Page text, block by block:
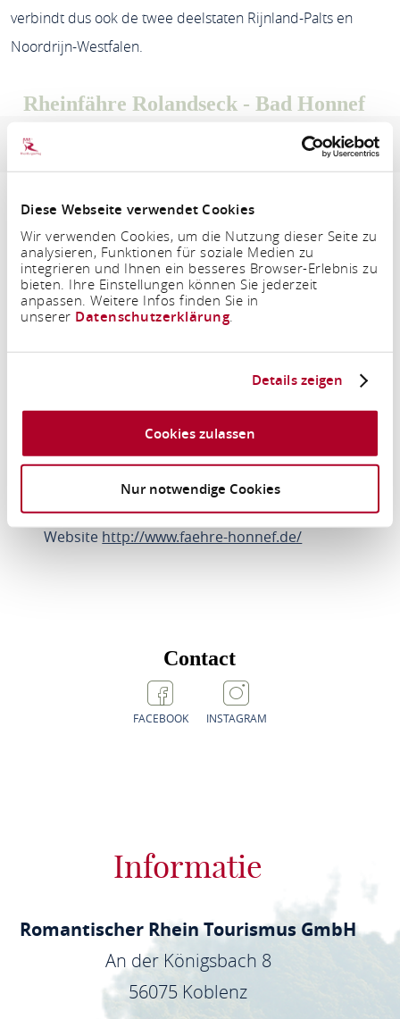
Diese Webseite verwendet Cookies
Wir verwenden Cookies, um die Nutzung dieser Seite zu
analysieren, Funktionen für soziale Medien zu
integrieren und Ihnen ein besseres Browser-Erlebnis zu
bieten. Ihre Einstellungen können Sie jederzeit
anpassen. Weitere Infos finden Sie in
unserer Datenschutzerklärung
Details zeigen
Cookies zulassen
Nur notwendige Cookies
verbindt dus ook de twee deelstaten Rijnland-Palts en
Noordrijn-Westfalen.
Rheinfähre Rolandseck - Bad Honnef
Openingstijden
Um diesen Inhalt zu sehen müssen Sie den
Drittanbieter Cookies zustimmen.
Einstellungen aktualisieren
Hauptstraße 27
Tel.: (0049) 02224 2560
E-mail:service@faehre-honnef.de
Website http://www.faehre-honnef.de/
Contact
FACEBOOK INSTAGRAM
Informatie
Romantischer Rhein Tourismus GmbH
An der Königsbach 8
56075 Koblenz